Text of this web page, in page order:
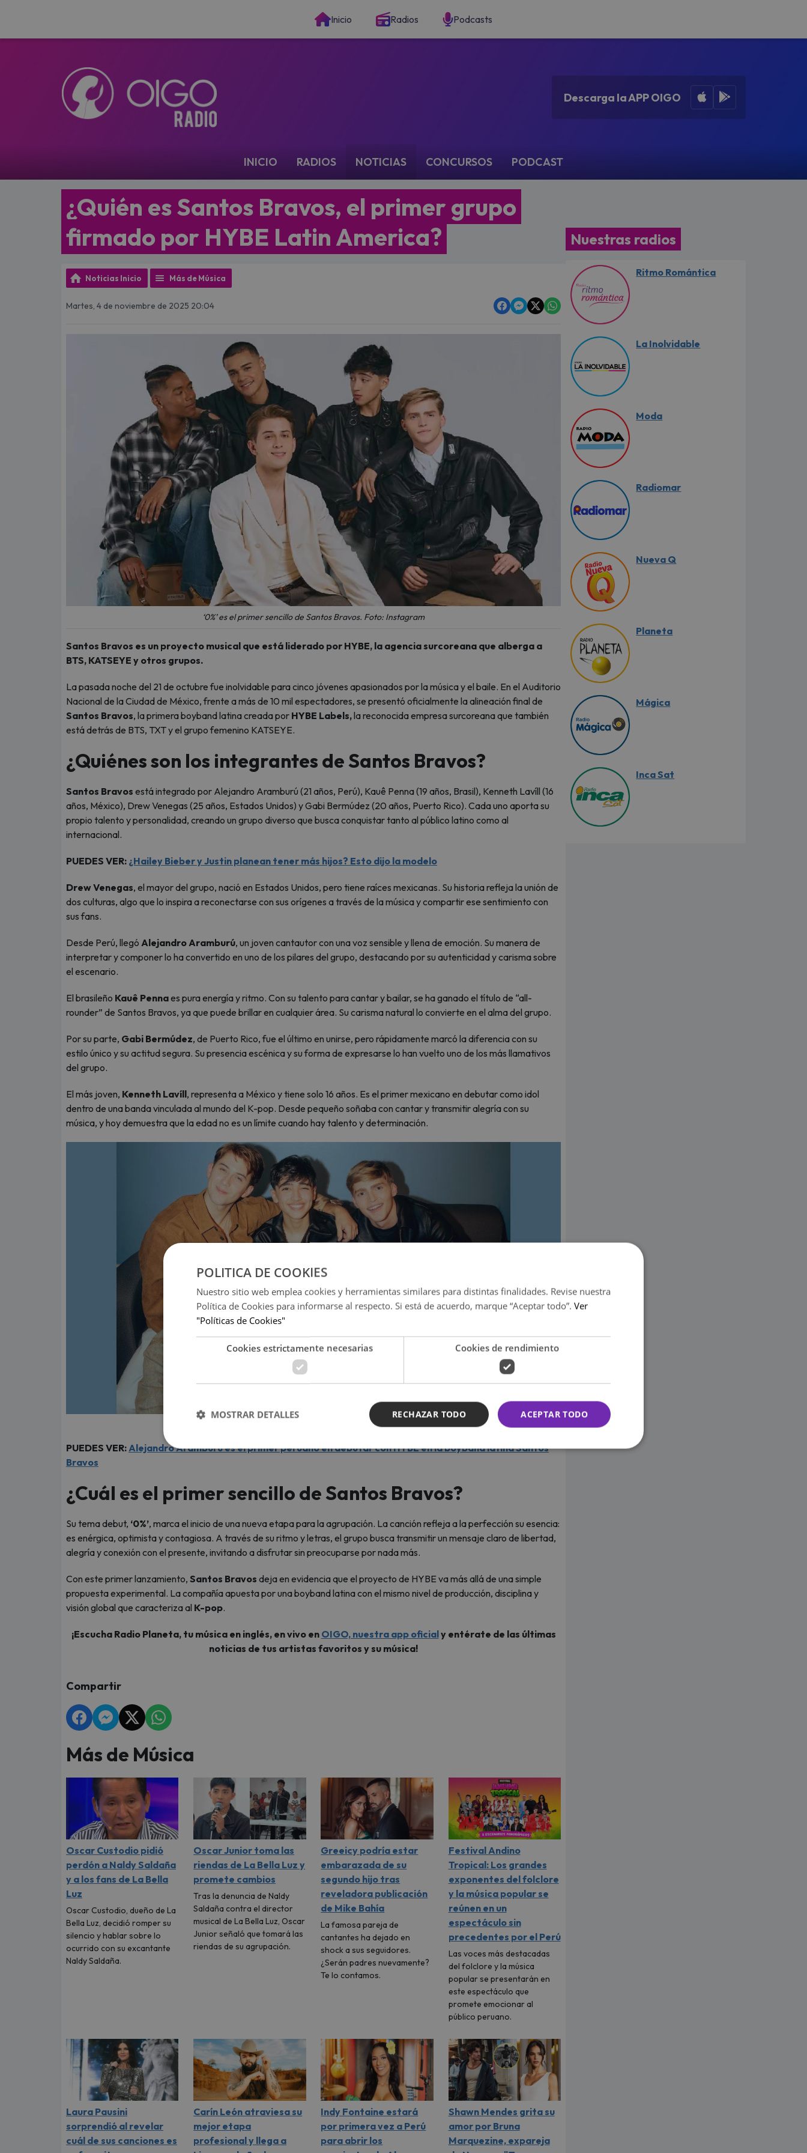
Inicio Radios Podcasts
Descarga la APP OIGO Apple App Store
INICIO RADIOS NOTICIAS CONCURSOS PODCAST
¿Quién es Santos Bravos, el primer grupo
firmado por HYBE Latin America?
Noticias Inicio Más de Música
Martes, 4 de noviembre de 2025 20:04
‘0%’ es el primer sencillo de Santos Bravos. Foto: Instagram
Santos Bravos es un proyecto musical que está liderado por HYBE, la agencia surcoreana que alberga a
BTS, KATSEYE y otros grupos.
La pasada noche del 21 de octubre fue inolvidable para cinco jóvenes apasionados por la música y el baile. En el Auditorio
Nacional de la Ciudad de México, frente a más de 10 mil espectadores, se presentó oficialmente la alineación final de
Santos Bravos, la primera boyband latina creada por HYBE Labels,la reconocida empresa surcoreana que también
está detrás de BTS, TXT y el grupo femenino KATSEYE.
¿Quiénes son los integrantes de Santos Bravos?
Santos Bravos está integrado por Alejandro Aramburú (21 años, Perú), Kauê Penna (19 años, Brasil), Kenneth Lavíll (16
años, México), Drew Venegas (25 años, Estados Unidos) y Gabi Bermúdez (20 años, Puerto Rico). Cada uno aporta su
propio talento y personalidad, creando un grupo diverso que busca conquistar tanto al público latino como al
internacional.
PUEDES VER: ¿Hailey Bieber y Justin planean tener más hijos? Esto dijo la modelo
Drew Venegas, el mayor del grupo, nació en Estados Unidos, pero tiene raíces mexicanas. Su historia refleja la unión de
dos culturas, algo que lo inspira a reconectarse con sus orígenes a través de la música y compartir ese sentimiento con
sus fans.
Desde Perú, llegó Alejandro Aramburú, un joven cantautor con una voz sensible y llena de emoción. Su manera de
interpretar y componer lo ha convertido en uno de los pilares del grupo, destacando por su autenticidad y carisma sobre
el escenario.
El brasileño Kauê Pennaes pura energía y ritmo. Con su talento para cantar y bailar, se ha ganado el título de “all-
rounder” de Santos Bravos, ya que puede brillar en cualquier área. Su carisma natural lo convierte en el alma del grupo.
Por su parte, Gabi Bermúdez, de Puerto Rico, fue el último en unirse, pero rápidamente marcó la diferencia con su
estilo único y su actitud segura. Su presencia escénica y su forma de expresarse lo han vuelto uno de los más llamativos
del grupo.
El más joven, Kenneth Lavíll, representa a México y tiene solo 16 años. Es el primer mexicano en debutar como idol
dentro de una banda vinculada al mundo del K-pop. Desde pequeño soñaba con cantar y transmitir alegría con su
música, y hoy demuestra que la edad no es un límite cuando hay talento y determinación.
(Foto: Instagram)
PUEDES VER:Alejandro Aramburú es el primer peruano en debutar con HYBE en la boyband latina Santos
Bravos
¿Cuál es el primer sencillo de Santos Bravos?
Su tema debut, ‘0%’, marca el inicio de una nueva etapa para la agrupación. La canción refleja a la perfección su esencia:
es enérgica, optimista y contagiosa. A través de su ritmo y letras, el grupo busca transmitir un mensaje claro de libertad,
alegría y conexión con el presente, invitando a disfrutar sin preocuparse por nada más.
Con este primer lanzamiento, Santos Bravos deja en evidencia que el proyecto de HYBE va más allá de una simple
propuesta experimental. La compañía apuesta por una boyband latina con el mismo nivel de producción, disciplina y
visión global que caracteriza al K-pop.
¡Escucha Radio Planeta, tu música en inglés, en vivo en OIGO, nuestra app oficialy entérate de las últimas
noticias de tus artistas favoritos y su música!
Compartir
Más de Música
Oscar Custodio pidió
perdón a Naldy Saldaña
y a los fans de La Bella
Luz
Oscar Custodio, dueño de La
Bella Luz, decidió romper su
silencio y hablar sobre lo
ocurrido con su excantante
Naldy Saldaña.
Oscar Junior toma las
riendas de La Bella Luz y
promete cambios
Tras la denuncia de Naldy
Saldaña contra el director
musical de La Bella Luz, Oscar
Junior señaló que tomará las
riendas de su agrupación.
Greeicy podría estar
embarazada de su
segundo hijo tras
reveladora publicación
de Mike Bahía
La famosa pareja de
cantantes ha dejado en
shock a sus seguidores.
¿Serán padres nuevamente?
Te lo contamos.
Festival Andino
Tropical: Los grandes
exponentes del folclore
y la música popular se
reúnen en un
espectáculo sin
precedentes por el Perú
Las voces más destacadas
del folclore y la música
popular se presentarán en
este espectáculo que
promete emocionar al
público peruano.
Laura Pausini
sorprendió al revelar
cuál de sus canciones es
Carín León atraviesa su
mejor etapa
profesional y llega a
Indy Fontaine estará
por primera vez a Perú
para abrir los
Shawn Mendes grita su
amor por Bruna
Marquezine, expareja
Nuestras radios
Ritmo Romántica
La Inolvidable
Moda
Radiomar
Nueva Q
Planeta
Mágica
Inca Sat
POLITICA DE COOKIES
Nuestro sitio web emplea cookies y herramientas similares para distintas finalidades. Revise nuestra
Política de Cookies para informarse al respecto. Si está de acuerdo, marque “Aceptar todo”. Ver
"Políticas de Cookies"
Cookies estrictamente necesarias Cookies de rendimiento
ACEPTAR TODO
RECHAZAR TODO
MOSTRAR DETALLES